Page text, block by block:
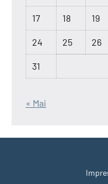
17 18 19
24 25 26
31
« Mai